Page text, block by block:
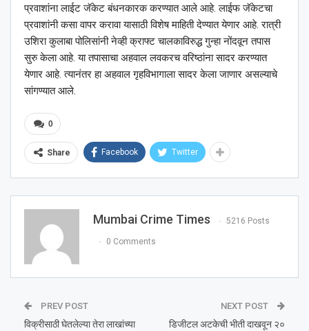
प्रवाशांना लाईट जॅकेट बंधनकारक करण्यात आले आहे. लाईफ जॅकेटचा
प्रवाशांनी कसा वापर करावा यासाठी विशेष माहिती देण्यात येणार आहे. रात्री
उशिरा कुलाबा पोलिसांनी नेव्ही क्राफ्ट चालकाविरुद्ध गुन्हा नोंदवून तपास
सुरु केला आहे. या तपासाचा अहवाल लवकरच वरिष्ठांना सादर करण्यात
येणार आहे. त्यानंतर हा अहवाल गृहविभागाला सादर केला जाणार असल्याचे
सांगण्यात आले.
0
Share Facebook Twitter
Mumbai Crime Times 5216 Posts
0 Comments
PREV POST
विक्रीसाठी घेतलेल्या तेरा लाखांच्या
NEXT POST
डिजीटल अटकेची भीती दाखवून २०